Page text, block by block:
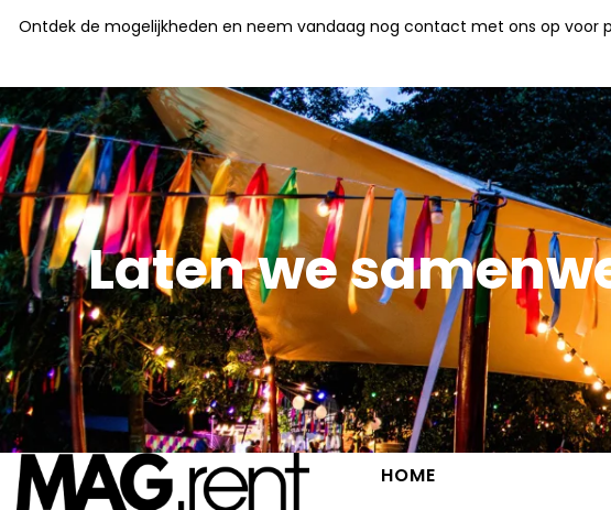
Ontdek de mogelijkheden en neem vandaag nog contact met ons op voor
Laten we
HOME